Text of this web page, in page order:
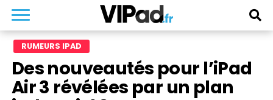
RUMEURS IPAD
Des nouveautés pour l’iPad
Air 3 révélées par un plan